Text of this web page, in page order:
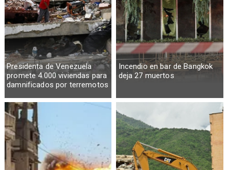
Presidenta de Venezuela
promete 4.000 viviendas para
damnificados por terremotos
Incendio en bar de Bangkok
deja 27 muertos